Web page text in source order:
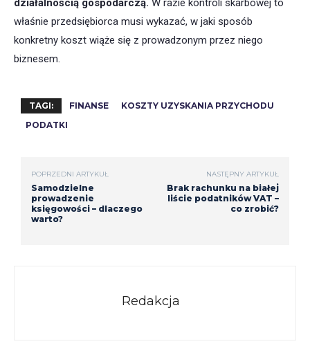
działalnością gospodarczą. W razie kontroli skarbowej to
właśnie przedsiębiorca musi wykazać, w jaki sposób
konkretny koszt wiąże się z prowadzonym przez niego
biznesem.
TAGI: FINANSE
KOSZTY UZYSKANIA PRZYCHODU
PODATKI
POPRZEDNI ARTYKUŁ
Samodzielne
prowadzenie
księgowości – dlaczego
warto?
NASTĘPNY ARTYKUŁ
Brak rachunku na białej
liście podatników VAT –
co zrobić?
Redakcja